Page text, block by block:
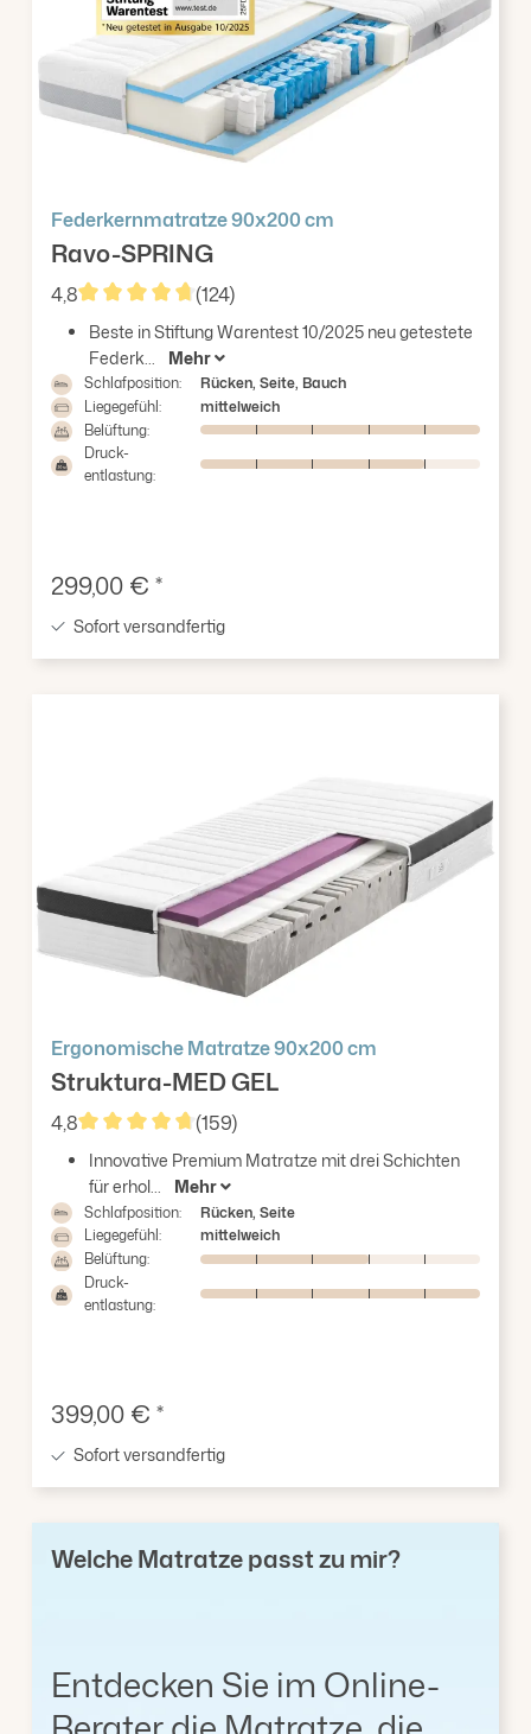
Federkernmatratze 90x200 cm
Ravo-SPRING
4,8
Durchschnittliche Bewertung von 4.83 von 5
(124)
Beste in Stiftung Warentest 10/2025 neu getestete
Federk...
Mehr
Schlafposition:
Rücken, Seite, Bauch
Liegegefühl:
mittelweich
Belüftung:
Druck-
entlastung:
Verkaufspreis:
299,00 € *
Sofort versandfertig
Ergonomische Matratze 90x200 cm
Struktura-MED GEL
4,8
Durchschnittliche Bewertung von 4.79 von 5
(159)
Innovative Premium Matratze mit drei Schichten
für erhol...
Mehr
Schlafposition:
Rücken, Seite
Liegegefühl:
mittelweich
Belüftung:
Druck-
entlastung:
Verkaufspreis:
399,00 € *
Sofort versandfertig
Welche Matratze passt zu mir?
Entdecken Sie im Online-